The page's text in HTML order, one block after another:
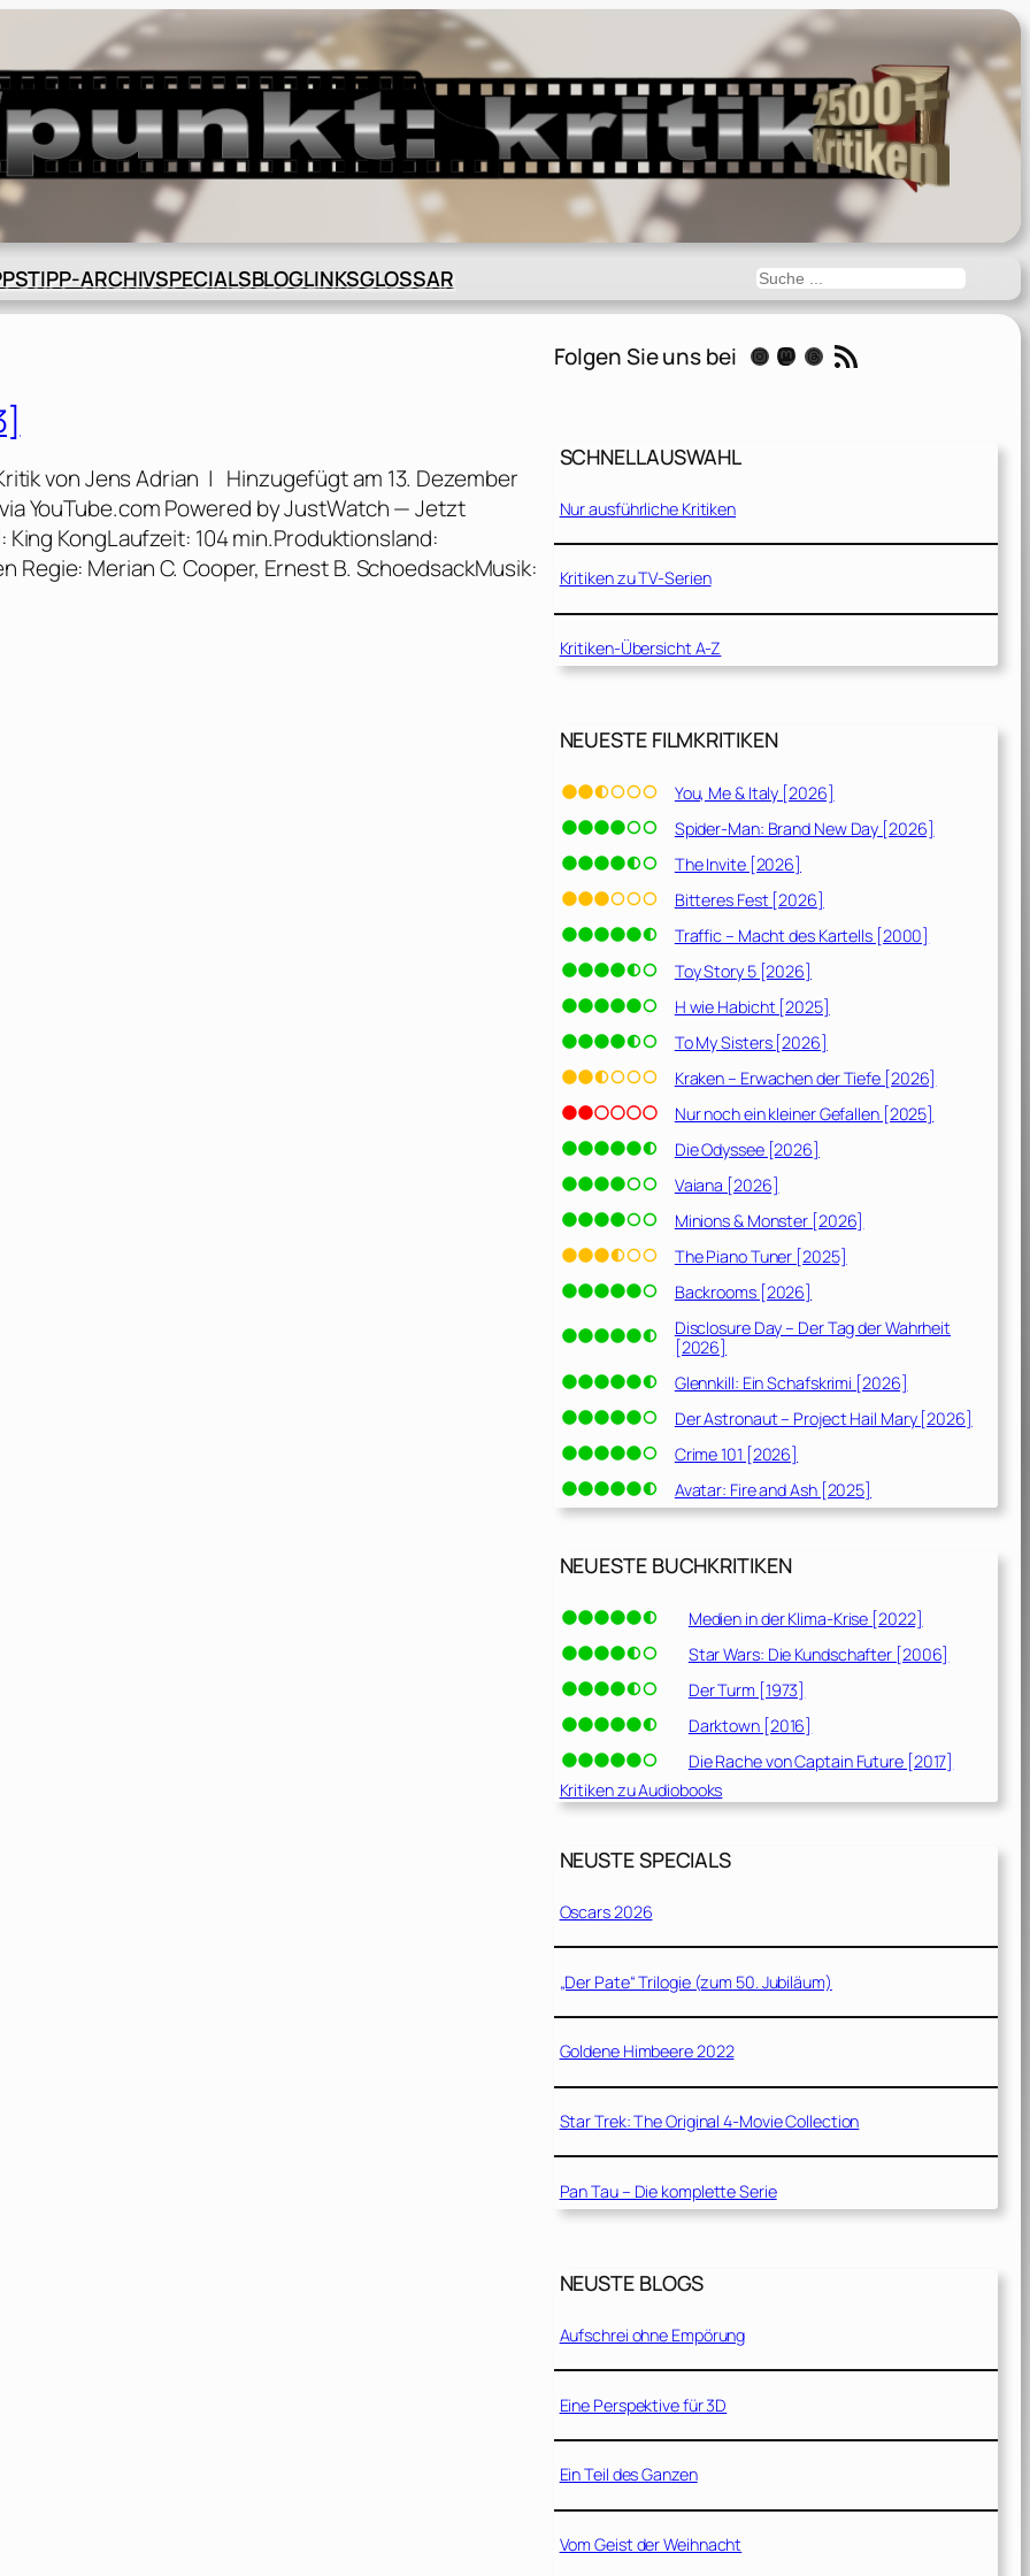
TIPP-ARCHIVSPECIALSBLOGLINKSGLOSSAR Suchen
von Jens Adrian | Hinzugefügt am 13. Dezember
YouTube.com Powered by JustWatch — Jetzt
KongLaufzeit: 104 min.Produktionsland:
Regie: Merian C. Cooper, Ernest B. SchoedsackMusik:
Folgen Sie uns bei Instagram Mastodon Threads RSS-Feed
SCHNELLAUSWAHL
Nur ausführliche Kritiken
Kritiken zu TV-Serien
Kritiken-Übersicht A-Z
NEUESTE FILMKRITIKEN
You, Me & Italy [2026]
Spider-Man: Brand New Day [2026]
The Invite [2026]
Bitteres Fest [2026]
Traffic – Macht des Kartells [2000]
Toy Story 5 [2026]
H wie Habicht [2025]
To My Sisters [2026]
Kraken – Erwachen der Tiefe [2026]
Nur noch ein kleiner Gefallen [2025]
Die Odyssee [2026]
Vaiana [2026]
Minions & Monster [2026]
The Piano Tuner [2025]
Backrooms [2026]
Disclosure Day – Der Tag der Wahrheit
[2026]
Glennkill: Ein Schafskrimi [2026]
Der Astronaut – Project Hail Mary [2026]
Crime 101 [2026]
Avatar: Fire and Ash [2025]
NEUESTE BUCHKRITIKEN
Medien in der Klima-Krise [2022]
Star Wars: Die Kundschafter [2006]
Der Turm [1973]
Darktown [2016]
Die Rache von Captain Future [2017]
Kritiken zu Audiobooks
NEUSTE SPECIALS
Oscars 2026
„Der Pate“ Trilogie (zum 50. Jubiläum)
Goldene Himbeere 2022
Star Trek: The Original 4-Movie Collection
Pan Tau – Die komplette Serie
NEUSTE BLOGS
Aufschrei ohne Empörung
Eine Perspektive für 3D
Ein Teil des Ganzen
Vom Geist der Weihnacht